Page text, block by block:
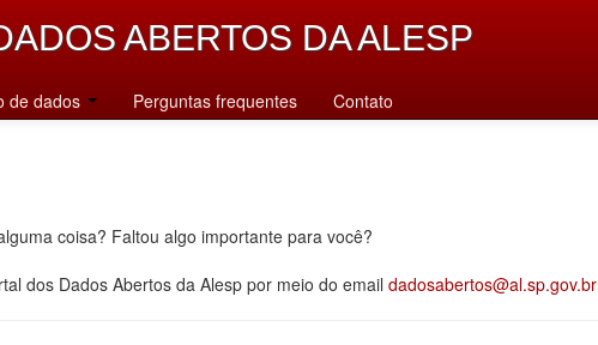
ABERTOS DA ALESP
de dados Perguntas frequentes Contato
coisa? Faltou algo importante para você?
dos Dados Abertos da Alesp por meio do email dadosabertos@al.sp.gov.br